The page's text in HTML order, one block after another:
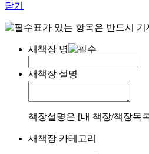
닫기
표가 있는 항목은 반드시
새책장 명
새책장 설명
책장설명은 [내 책장/책장목
새책장 카테고리